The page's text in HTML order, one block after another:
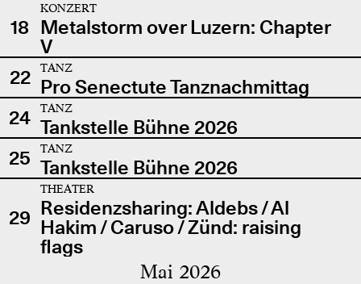
18
KONZERT
Metalstorm over Luzern: Chapter
V
22
TANZ
Pro Senectute Tanznachmittag
24
TANZ
Tankstelle Bühne 2026
25
TANZ
Tankstelle Bühne 2026
29
THEATER
Residenzsharing: Aldebs / Al
Hakim / Caruso / Zünd: raising
flags
Mai 2026